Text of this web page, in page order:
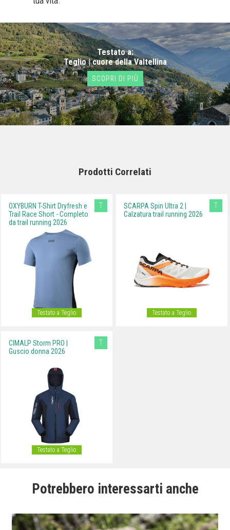
Testato a:
Teglio | cuore della Valtellina
SCOPRI DI PIÙ
Prodotti Correlati
OXYBURN T-Shirt Dryfresh e
Trail Race Short - Completo
da trail running 2026
T
Testato a Teglio
SCARPA Spin Ultra 2 |
Calzatura trail running 2026
T
Testato a Teglio
CIMALP Storm PRO |
Guscio donna 2026
T
Testato a Teglio
Potrebbero interessarti anche